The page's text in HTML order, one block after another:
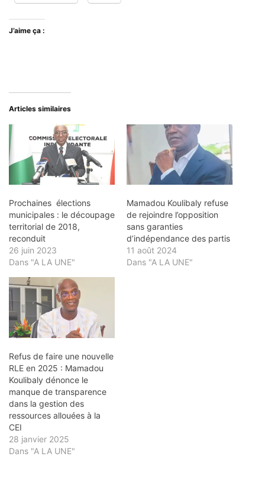
J’aime ça :
Articles similaires
Prochaines élections
municipales : le découpage
territorial de 2018,
reconduit
26 juin 2023
Dans "A LA UNE"
Mamadou Koulibaly refuse
de rejoindre l’opposition
sans garanties
d’indépendance des partis
11 août 2024
Dans "A LA UNE"
Refus de faire une nouvelle
RLE en 2025 : Mamadou
Koulibaly dénonce le
manque de transparence
dans la gestion des
ressources allouées à la
CEI
28 janvier 2025
Dans "A LA UNE"